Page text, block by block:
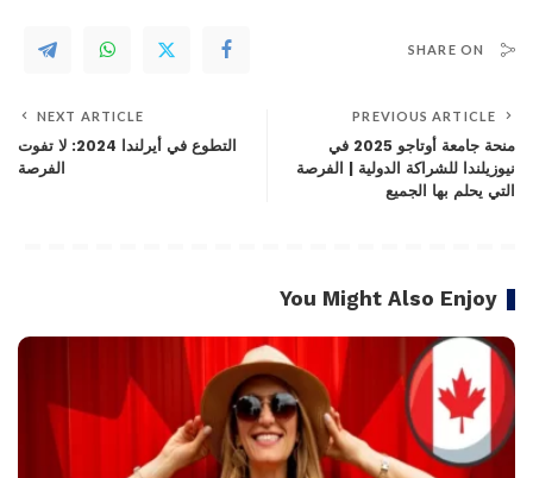
SHARE ON
PREVIOUS ARTICLE
منحة جامعة أوتاجو 2025 في
نيوزيلندا للشراكة الدولية | الفرصة
التي يحلم بها الجميع
NEXT ARTICLE
التطوع في أيرلندا 2024: لا تفوت
الفرصة
You Might Also Enjoy